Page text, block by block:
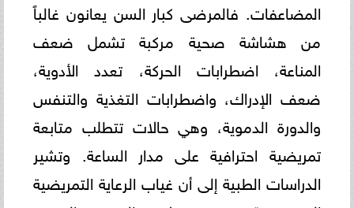
المضاعفات. فالمرضى كبار السن يعانون غالباً
من هشاشة صحية مركبة تشمل ضعف
المناعة، اضطرابات الحركة، تعدد الأدوية،
ضعف الإدراك، واضطرابات التغذية والتنفس
والدورة الدموية، وهي حالات تتطلب متابعة
تمريضية احترافية على مدار الساعة. وتشير
الدراسات الطبية إلى أن غياب الرعاية التمريضية